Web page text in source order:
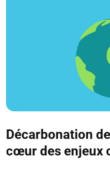
Décarbonation
cœur des enjeux